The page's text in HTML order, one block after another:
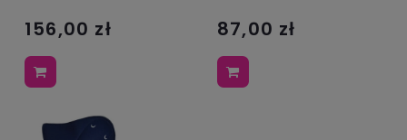
156,00 zł 87,00 zł